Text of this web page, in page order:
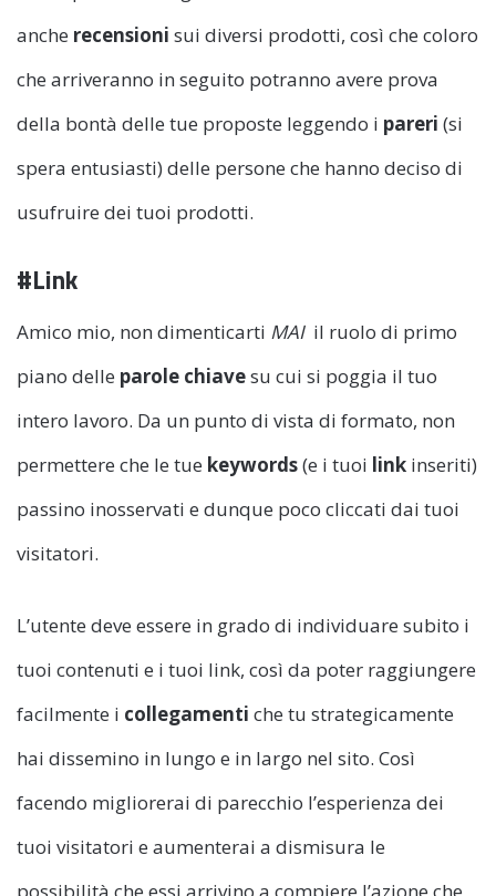
anche recensioni sui diversi prodotti, così che coloro
che arriveranno in seguito potranno avere prova
della bontà delle tue proposte leggendo i pareri (si
spera entusiasti) delle persone che hanno deciso di
usufruire dei tuoi prodotti.
#Link
Amico mio, non dimenticarti MAI il ruolo di primo
piano delle parole chiavesu cui si poggia il tuo
intero lavoro. Da un punto di vista di formato, non
permettere che le tue keywords(e i tuoi link inseriti)
passino inosservati e dunque poco cliccati dai tuoi
visitatori.
L’utente deve essere in grado di individuare subito i
tuoi contenuti e i tuoi link, così da poter raggiungere
facilmente i collegamenti che tu strategicamente
hai dissemino in lungo e in largo nel sito. Così
facendo migliorerai di parecchio l’esperienza dei
tuoi visitatori e aumenterai a dismisura le